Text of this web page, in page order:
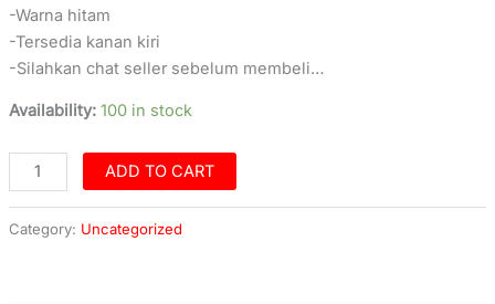
-Warna hitam
-Tersedia kanan kiri
-Silahkan chat seller sebelum membeli…
Availability: 100 in stock
ADD TO CART
Category: Uncategorized